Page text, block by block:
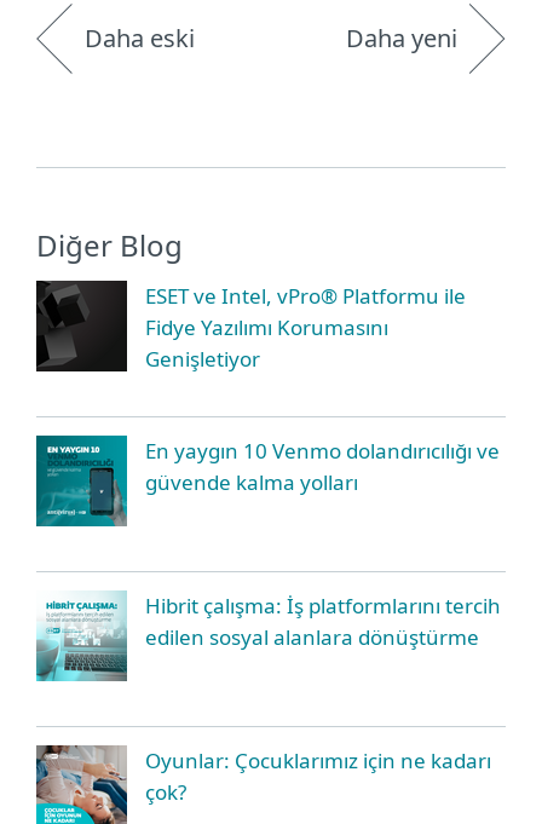
Daha eski Daha yeni
Diğer Blog
ESET ve Intel, vPro® Platformu ile
Fidye Yazılımı Korumasını
Genişletiyor
En yaygın 10 Venmo dolandırıcılığı ve
güvende kalma yolları
Hibrit çalışma: İş platformlarını tercih
edilen sosyal alanlara dönüştürme
Oyunlar: Çocuklarımız için ne kadarı
çok?